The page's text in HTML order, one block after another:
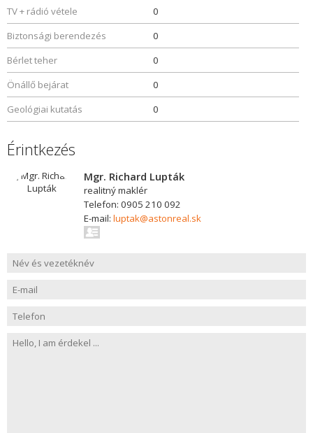
TV + rádió vétele
0
Biztonsági berendezés
0
Bérlet teher
0
Önállő bejárat
0
Geológiai kutatás
0
Érintkezés
Mgr. Richard Lupták
realitný maklér
Telefon: 0905 210 092
E-mail: luptak@astonreal.sk